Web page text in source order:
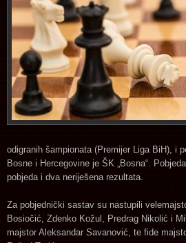
odigranih šampionata (Premijer Liga BiH), i
Bosne i Hercegovine je ŠK „Bosna“.
pobjeda i dva neriješena rezultata.
Za pobjednički sastav su nastupili
Bosiočić, Zdenko Kožul, Predrag Nikolić i
majstor Aleksandar Savanović, te fide